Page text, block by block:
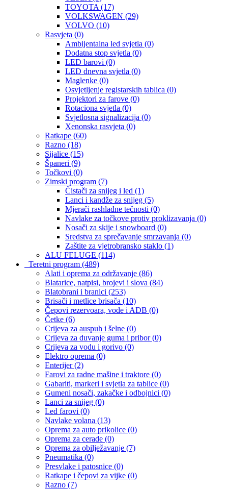
TOYOTA (17)
VOLKSWAGEN (29)
VOLVO (10)
Rasvjeta (0)
Ambijentalna led svjetla (0)
Dodatna stop svjetla (0)
LED barovi (0)
LED dnevna svjetla (0)
Maglenke (0)
Osvjetljenje registarskih tablica (0)
Projektori za farove (0)
Rotaciona svjetla (0)
Svjetlosna signalizacija (0)
Xenonska rasvjeta (0)
Ratkape (60)
Razno (18)
Sijalice (15)
Španeri (9)
Točkovi (0)
Zimski program (7)
Čistači za snijeg i led (1)
Lanci i kandže za snijeg (5)
Mjerači rashladne tečnosti (0)
Navlake za točkove protiv proklizavanja (0)
Nosači za skije i snowboard (0)
Sredstva za sprečavanje smrzavanja (0)
Zaštite za vjetrobransko staklo (1)
ALU FELUGE (114)
Teretni program (489)
Alati i oprema za održavanje (86)
Blatarice, natpisi, brojevi i slova (84)
Blatobrani i branici (253)
Brisači i metlice brisača (10)
Čepovi rezervoara, vode i ADB (0)
Četke (6)
Crijeva za auspuh i šelne (0)
Crijeva za duvanje guma i pribor(0)
Crijeva za vodu i gorivo (0)
Elektro oprema (0)
Enterijer(2)
Farovi za radne mašine i traktore (0)
Gabariti, markeri i svjetla za tablice (0)
Gumeni nosači, zakačke i odbojnici (0)
Lanci za snijeg (0)
Led farovi (0)
Navlake volana (13)
Oprema za auto prikolice (0)
Oprema za cerade (0)
Oprema za obilježavanje (7)
Pneumatika (0)
Presvlake i patosnice (0)
Ratkape i čepovi za vijke (0)
Razno (7)